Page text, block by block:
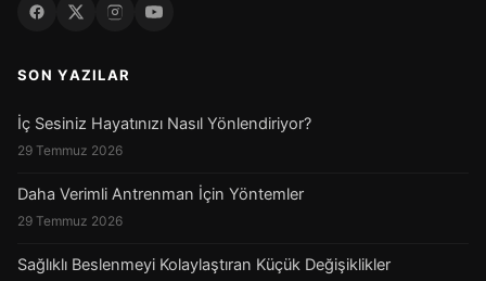
SON YAZILAR
İç Sesiniz Hayatınızı Nasıl Yönlendiriyor?
29 Temmuz 2026
Daha Verimli Antrenman İçin Yöntemler
29 Temmuz 2026
Sağlıklı Beslenmeyi Kolaylaştıran Küçük Değişiklikler